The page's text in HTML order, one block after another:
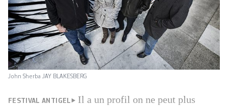
John Sherba JAY BLAKESBERG
FESTIVAL ANTIGEL
Il a un profil on ne peut plus